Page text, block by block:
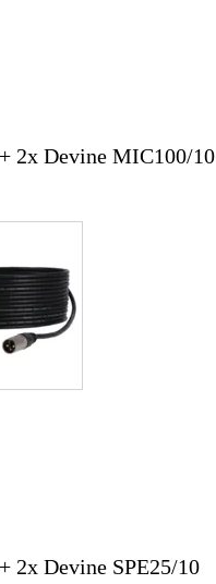
2x Devine MIC100/10
2x Devine SPE25/10